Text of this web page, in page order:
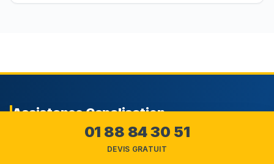
Assistance Canalisation
Notre contrat d'assurances multi garanties N°1655627304
souscrit auprès de AXA France IARD vous offre : garantie
01 88 84 30 51
DEVIS GRATUIT